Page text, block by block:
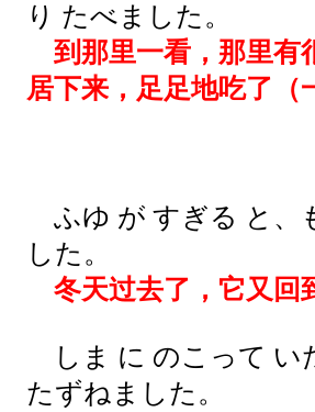
り たべました。
到那里一看，那里有
居下来，足足地吃了（
ふゆ が すぎる と、
した。
冬天过去了，它又回
しま に のこって い
たずねました。